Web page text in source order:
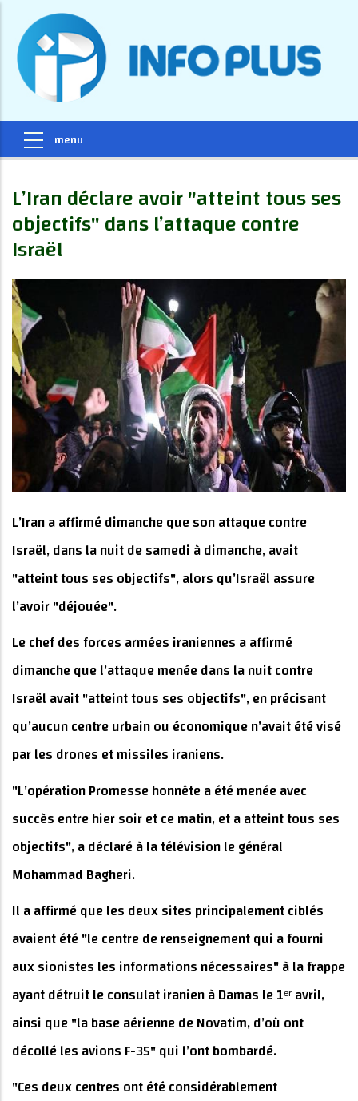
L’Iran déclare avoir "atteint tous ses
objectifs" dans l’attaque contre
Israël
L’Iran a affirmé dimanche que son attaque contre
Israël, dans la nuit de samedi à dimanche, avait
"atteint tous ses objectifs", alors qu’Israël assure
l’avoir "déjouée".
Le chef des forces armées iraniennes a affirmé
dimanche que l’attaque menée dans la nuit contre
Israël avait "atteint tous ses objectifs", en précisant
qu’aucun centre urbain ou économique n’avait été visé
par les drones et missiles iraniens.
"L’opération Promesse honnête a été menée avec
succès entre hier soir et ce matin, et a atteint tous ses
objectifs", a déclaré à la télévision le général
Mohammad Bagheri.
Il a affirmé que les deux sites principalement ciblés
avaient été "le centre de renseignement qui a fourni
aux sionistes les informations nécessaires" à la frappe
ayant détruit le consulat iranien à Damas le 1ᵉʳ avril,
ainsi que "la base aérienne de Novatim, d’où ont
décollé les avions F-35" qui l’ont bombardé.
"Ces deux centres ont été considérablement